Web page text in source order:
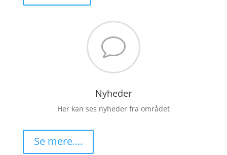
v
Nyheder
Her kan ses nyheder fra området
Se mere....